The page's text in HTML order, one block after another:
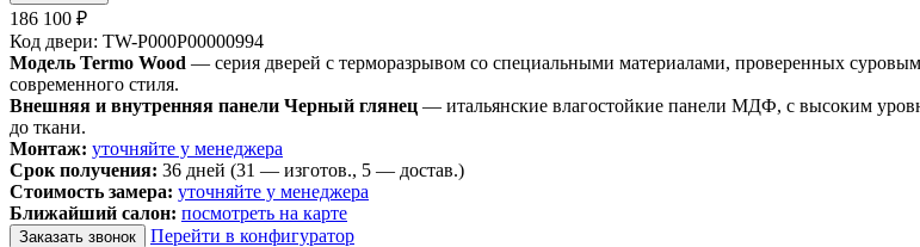
186 100 ₽
Код двери: TW-P000P00000994
Модель Termo Wood — серия дверей с терморазрывом со специальными материалами, проверенных
современного стиля.
Внешняя и внутренняя панели Черный глянец — итальянские влагостойкие панели МДФ, с высоким
до ткани.
Монтаж: уточняйте у менеджера
Срок получения: 36 дней (31 — изготов., 5 — достав.)
Стоимость замера: уточняйте у менеджера
Ближайший салон: посмотреть на карте
Заказать звонок
Перейти в конфигуратор